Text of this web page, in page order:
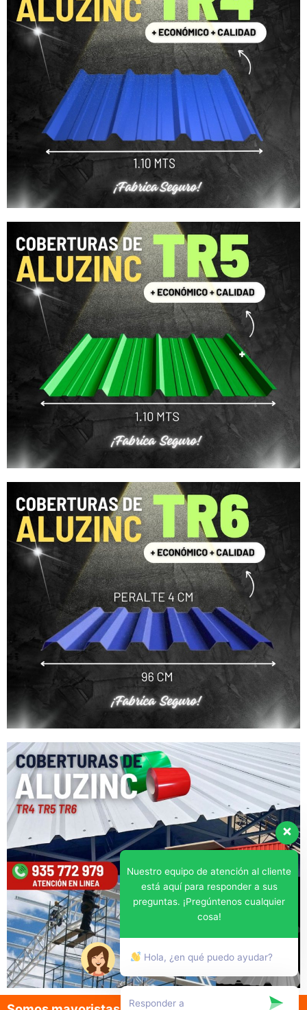
Nuestro equipo de atención al cliente
está aquí para responder a sus
preguntas. ¡Pregúntenos cualquier
cosa!
Hola, ¿en qué puedo ayudar?